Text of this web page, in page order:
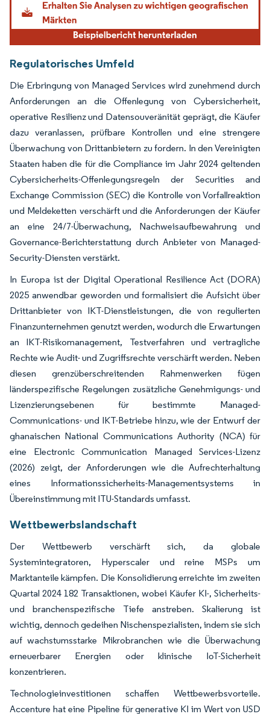
Regulatorisches Umfeld
Die Erbringung von Managed Services wird zunehmend durch
Anforderungen an die Offenlegung von Cybersicherheit,
operative Resilienz und Datensouveränität geprägt, die Käufer
dazu veranlassen, prüfbare Kontrollen und eine strengere
Überwachung von Drittanbietern zu fordern. In den Vereinigten
Staaten haben die für die Compliance im Jahr 2024 geltenden
Cybersicherheits-Offenlegungsregeln der Securities and
Exchange Commission (SEC) die Kontrolle von Vorfallreaktion
und Meldeketten verschärft und die Anforderungen der Käufer
an eine 24/7-Überwachung, Nachweisaufbewahrung und
Governance-Berichterstattung durch Anbieter von Managed-
Security-Diensten verstärkt.
In Europa ist der Digital Operational Resilience Act (DORA)
2025 anwendbar geworden und formalisiert die Aufsicht über
Drittanbieter von IKT-Dienstleistungen, die von regulierten
Finanzunternehmen genutzt werden, wodurch die Erwartungen
an IKT-Risikomanagement, Testverfahren und vertragliche
Rechte wie Audit- und Zugriffsrechte verschärft werden. Neben
diesen grenzüberschreitenden Rahmenwerken fügen
länderspezifische Regelungen zusätzliche Genehmigungs- und
Lizenzierungsebenen für bestimmte Managed-
Communications- und IKT-Betriebe hinzu, wie der Entwurf der
ghanaischen National Communications Authority (NCA) für
eine Electronic Communication Managed Services-Lizenz
(2026) zeigt, der Anforderungen wie die Aufrechterhaltung
eines Informationssicherheits-Managementsystems in
Übereinstimmung mit ITU-Standards umfasst.
Wettbewerbslandschaft
Der Wettbewerb verschärft sich, da globale
Systemintegratoren, Hyperscaler und reine MSPs um
Marktanteile kämpfen. Die Konsolidierung erreichte im zweiten
Quartal 2024 182 Transaktionen, wobei Käufer KI-, Sicherheits-
und branchenspezifische Tiefe anstreben. Skalierung ist
wichtig, dennoch gedeihen Nischenspezialisten, indem sie sich
auf wachstumsstarke Mikrobranchen wie die Überwachung
erneuerbarer Energien oder klinische IoT-Sicherheit
konzentrieren.
Technologieinvestitionen schaffen Wettbewerbsvorteile.
Accenture hat eine Pipeline für generative KI im Wert von USD